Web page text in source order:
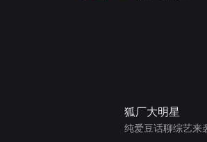
狐厂大明星
纯爱豆话聊综艺来